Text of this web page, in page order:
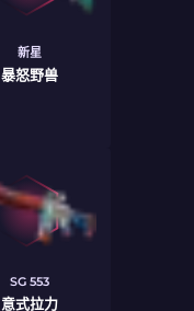
新星
暴怒野兽
SG 553
意式拉力